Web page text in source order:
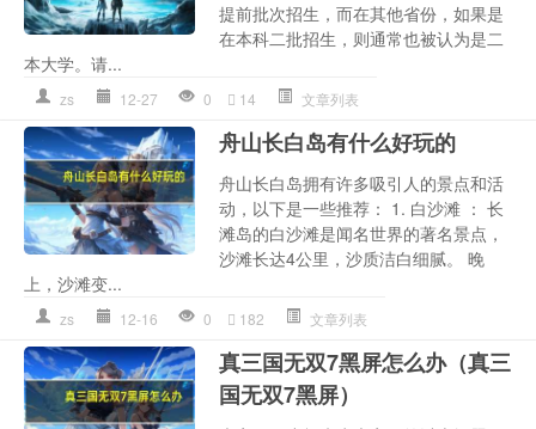
提前批次招生，而在其他省份，如果是
在本科二批招生，则通常也被认为是二
本大学。请...
zs 12-27 0 14 文章列表
舟山长白岛有什么好玩的
舟山长白岛拥有许多吸引人的景点和活
动，以下是一些推荐： 1. 白沙滩 ： 长
滩岛的白沙滩是闻名世界的著名景点，
沙滩长达4公里，沙质洁白细腻。 晚
上，沙滩变...
zs 12-16 0 182 文章列表
真三国无双7黑屏怎么办（真三
国无双7黑屏）